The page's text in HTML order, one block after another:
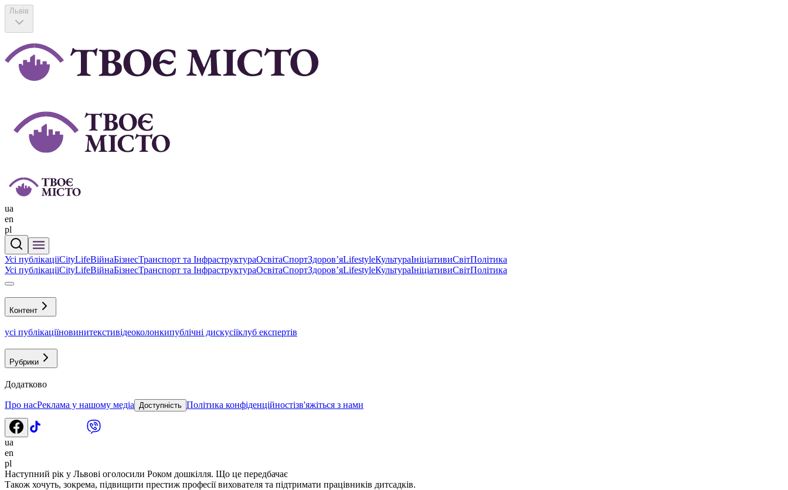
Львів
ua
en
pl
Усі публікаціїCityLifeВійнаБізнесТранспорт та ІнфраструктураОсвітаСпортЗдоровʼяLifestyleКультураІніціативиСвітПолітика
Усі публікаціїCityLifeВійнаБізнесТранспорт та ІнфраструктураОсвітаСпортЗдоровʼяLifestyleКультураІніціативиСвітПолітика
Контент
усі публікаціїновинитекстивідеоколонкипублічні дискусіїклуб експертів
Рубрики
Додатково
Про насРеклама у нашому медіа Доступність Політика конфіденційностізв'яжіться з нами
ua
en
pl
Наступний рік у Львові оголосили Роком дошкілля. Що це передбачає
Також хочуть, зокрема, підвищити престиж професії вихователя та підтримати працівників дитсадків.